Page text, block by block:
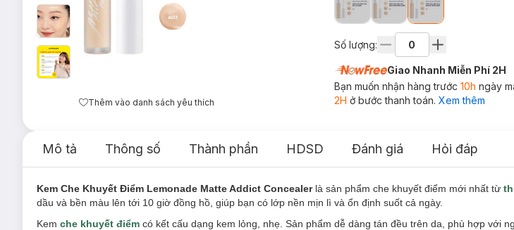
Thêm vào danh sách yêu thích
Số lượng:
Giao Nhanh Miễn Phí 2H
Bạn muốn nhận hàng trước 10h ngày
2H ở bước thanh toán. Xem thêm
Mô tả Thông số Thành phần HDSD Đánh giá Hỏi đáp
Kem Che Khuyết Điểm Lemonade Matte Addict Concealer là sản phẩm che khuyết điểm mới nhất từ
dầu và bền màu lên tới 10 giờ đồng hồ, giúp bạn có lớp nền mịn lì và ổn định suốt cả ngày.
Kem che khuyết điểm có kết cấu dạng kem lỏng, nhẹ. Sản phẩm dễ dàng tán đều trên da, phù hợp với